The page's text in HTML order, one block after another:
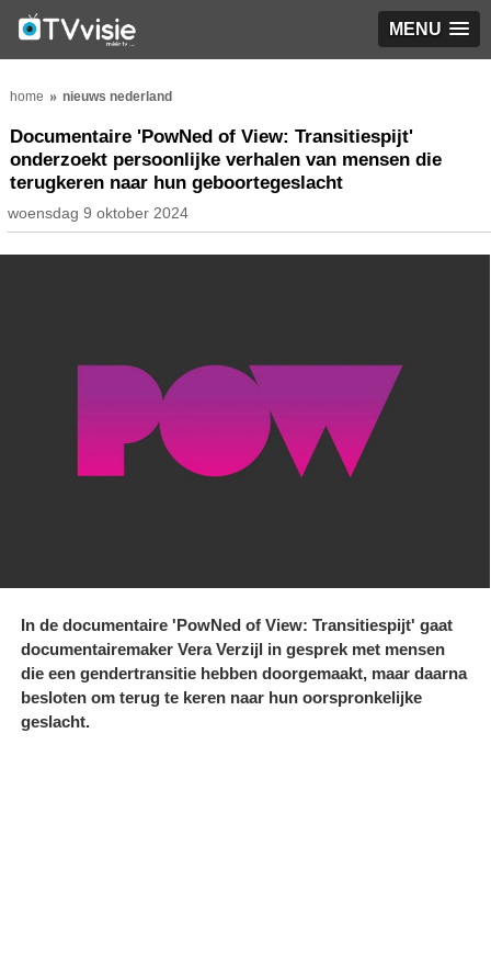
MENU
home nieuws nederland
Documentaire 'PowNed of View: Transitiespijt'
onderzoekt persoonlijke verhalen van mensen die
terugkeren naar hun geboortegeslacht
woensdag 9 oktober 2024
In de documentaire 'PowNed of View: Transitiespijt' gaat
documentairemaker Vera Verzijl in gesprek met mensen
die een gendertransitie hebben doorgemaakt, maar daarna
besloten om terug te keren naar hun oorspronkelijke
geslacht.